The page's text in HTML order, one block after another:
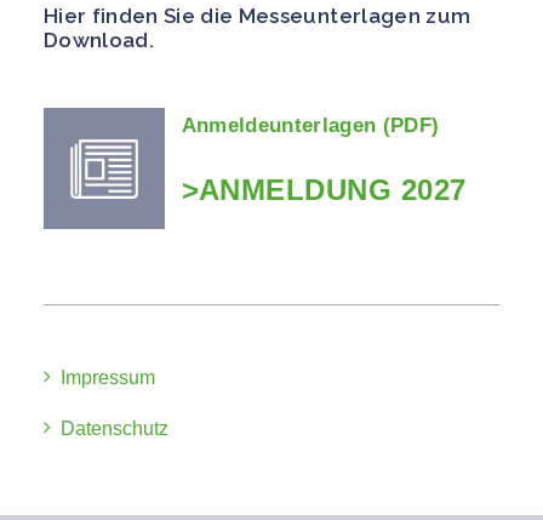
Hier finden Sie die Messeunterlagen zum
Download.
Anmeldeunterlagen (PDF)
>ANMELDUNG 2027
Impressum
Datenschutz